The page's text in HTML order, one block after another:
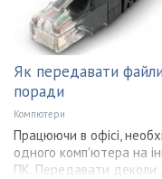
Як передавати
поради
Компютери
Працюючи в офісі,
одного комп'ютера на
ПК. Передавати деколи